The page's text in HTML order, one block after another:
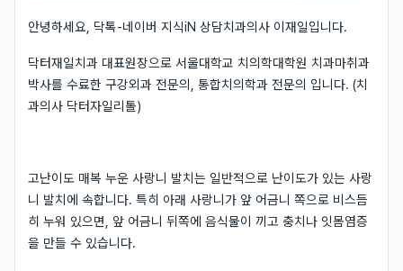
안녕하세요, 닥톡-네이버 지식iN 상담치과의사 이재일입니다.
닥터재일치과 대표원장으로 서울대학교 치의학대학원 치과마취과
박사를 수료한 구강외과 전문의, 통합치의학과 전문의 입니다. (치
과의사 닥터자일리톨)
고난이도 매복 누운 사랑니 발치는 일반적으로 난이도가 있는 사랑
니 발치에 속합니다. 특히 아래 사랑니가 앞 어금니 쪽으로 비스듬
히 누워 있으면, 앞 어금니 뒤쪽에 음식물이 끼고 충치나 잇몸염증
을 만들 수 있습니다.